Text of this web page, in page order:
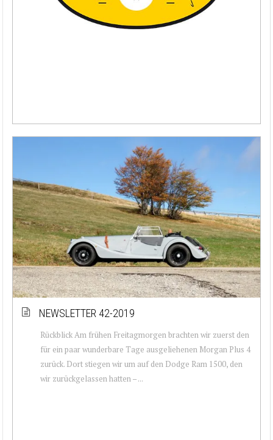
NEWSLETTER 42-2019
Rückblick Am frühen Freitagmorgen brachten wir zuerst den
für ein paar wunderbare Tage ausgeliehenen Morgan Plus 4
zurück. Dort stiegen wir um auf den Dodge Ram 1500, den
wir zurückgelassen hatten – ...